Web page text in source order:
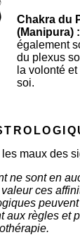
Chakra du
(Manipura) :
également
du plexus
la volonté
soi.
maux des
ne sont en
ces
aux règles et